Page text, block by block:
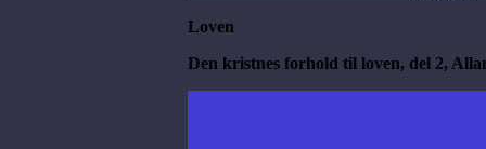
Loven
Den kristnes forhold til loven, del 2,